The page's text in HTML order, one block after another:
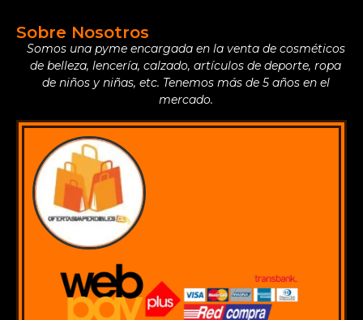
Sobre Nosotros
Somos una pyme encargada en la venta de cosméticos
de belleza, lencería, calzado, artículos de deporte, ropa
de niños y niñas, etc. Tenemos más de 5 años en el
mercado.